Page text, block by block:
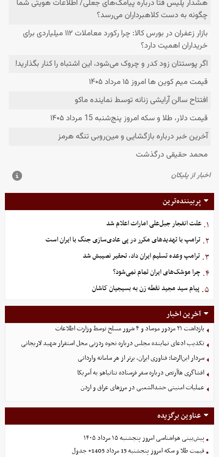
پربیننده‌ترین
۱. علت انفجار جبل‌علی امارات اعلام شد
۲. ترامپ با تهدیدهای مکرر در پی عادی‌سازی جنگ با ایران است
۳. ترامپ وعده تسلیم ایران داد، تحقیر نصیبش شد
۴. چرا موشک‌های ایران تمام نمی‌شود؟
۵. پیام سید مجید نقطه زن به بسیجیان کاشان
آخرین اخبار
بازداشت ۲۱ مزدور موساد و ۴ شرور مسلح توسط وزارت اطلاعات
تکذیب ادعای نماینده مجلس درباره نحوه ردزنی محل استقرار شهید لاریجانی
سردار ابن‌الرضا: فناوری ایران، برتر از هر سامانه وارداتی
افشاگری هاآرتص درباره سفر فرستاده نتانیاهو به آمریکا
عملیات امنیتی حشدالشعبی در مرزهای عراق و اردن
عناوین برگزیده
پیش‌بینی هواشناسی امروز پنجشنبه ۱۵ مرداد ۱۴۰۵
قیمت طلا و سکه امروز پنجشنبه 15 مرداد 1405+ جدول